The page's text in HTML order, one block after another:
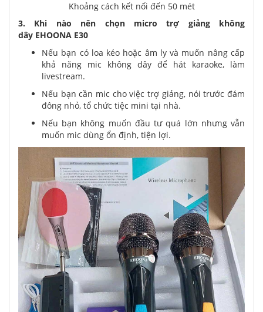
Khoảng cách kết nối đến 50 mét
3. Khi nào nên chọn micro trợ giảng không
dây EHOONA E30
Nếu bạn có loa kéo hoặc âm ly và muốn nâng cấp
khả năng mic không dây để hát karaoke, làm
livestream.
Nếu bạn cần mic cho việc trợ giảng, nói trước đám
đông nhỏ, tổ chức tiệc mini tại nhà.
Nếu bạn không muốn đầu tư quá lớn nhưng vẫn
muốn mic dùng ổn định, tiện lợi.